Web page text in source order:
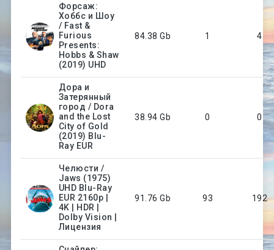
Форсаж:
Хоббс и Шоу
/ Fast &
Furious
Presents:
Hobbs & Shaw
(2019) UHD
84.38 Gb 1 4
Дора и
Затерянный
город / Dora
and the Lost
City of Gold
(2019) Blu-
Ray EUR
38.94 Gb 0 0
Челюсти /
Jaws (1975)
UHD Blu-Ray
EUR 2160p |
4K | HDR |
Dolby Vision |
Лицензия
91.76 Gb 93 192